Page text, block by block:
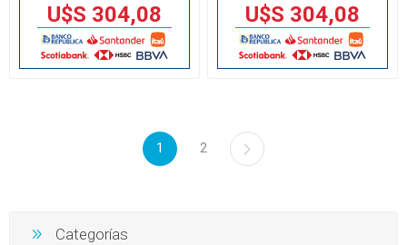
U$S 304,08 U$S 304,08
1 2
Categorías